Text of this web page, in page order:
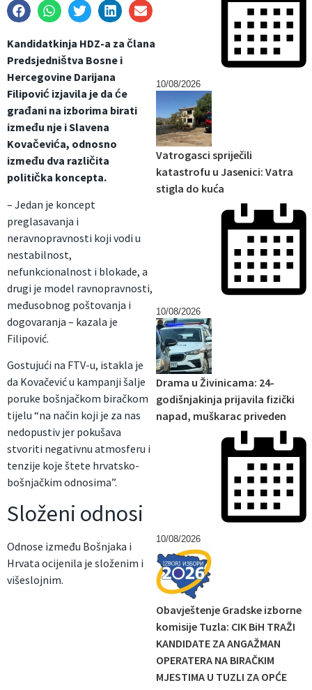
Kandidatkinja HDZ-a za člana
Predsjedništva Bosne i
Hercegovine Darijana
Filipović izjavila je da će
građani na izborima birati
između nje i Slavena
Kovačevića, odnosno
između dva različita
politička koncepta.
– Jedan je koncept
preglasavanja i
neravnopravnosti koji vodi u
nestabilnost,
nefunkcionalnost i blokade, a
drugi je model ravnopravnosti,
međusobnog poštovanja i
dogovaranja – kazala je
Filipović.
Gostujući na FTV-u, istakla je
da Kovačević u kampanji šalje
poruke bošnjačkom biračkom
tijelu “na način koji je za nas
nedopustiv jer pokušava
stvoriti negativnu atmosferu i
tenzije koje štete hrvatsko-
bošnjačkim odnosima”.
Složeni odnosi
Odnose između Bošnjaka i
Hrvata ocijenila je složenim i
višeslojnim.
10/08/2026
Vatrogasci spriječili
katastrofu u Jasenici: Vatra
stigla do kuća
10/08/2026
Drama u Živinicama: 24-
godišnjakinja prijavila fizički
napad, muškarac priveden
10/08/2026
Obavještenje Gradske izborne
komisije Tuzla: CIK BiH TRAŽI
KANDIDATE ZA ANGAŽMAN
OPERATERA NA BIRAČKIM
MJESTIMA U TUZLI ZA OPĆE